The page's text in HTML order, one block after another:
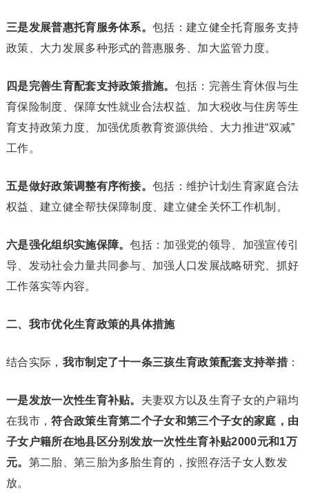
三是发展普惠托育服务体系。包括：建立健全托育服务支持
政策、大力发展多种形式的普惠服务、加大监管力度。
四是完善生育配套支持政策措施。 包括：完善生育休假与生
育保险制度、保障女性就业合法权益、加大税收与住房等生
育支持政策力度、加强优质教育资源供给、大力推进“双减”
工作。
五是做好政策调整有序衔接。包括：维护计划生育家庭合法
权益、建立健全帮扶保障制度、建立健全关怀工作机制。
六是强化组织实施保障。包括：加强党的领导、加强宣传引
导、发动社会力量共同参与、加强人口发展战略研究、抓好
工作落实等内容。
二、我市优化生育政策的具体措施
结合实际， 我市制定了十一条三孩生育政策配套支持举措：
一是发放一次性生育补贴。 夫妻双方以及生育子女的户籍均
在我市，符合政策生育第二个子女和第三个子女的家庭，由
子女户籍所在地县区分别发放一次性生育补贴2000元和1万
元。 第二胎、第三胎为多胎生育的，按照存活子女人数发
放。